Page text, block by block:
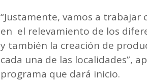
“Justamente, vamos a
en el relevamiento de los
y también la creación de
cada una de las localidades”,
programa que dará inicio.